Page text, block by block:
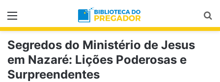
Menu
Segredos do Ministério de Jesus
em Nazaré: Lições Poderosas e
Surpreendentes